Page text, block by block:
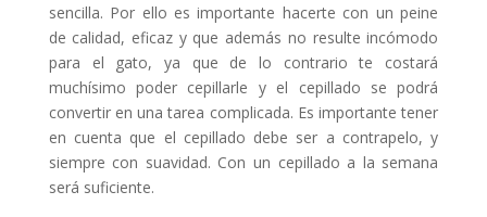
sencilla. Por ello es importante hacerte con un peine
de calidad, eficaz y que además no resulte incómodo
para el gato, ya que de lo contrario te costará
muchísimo poder cepillarle y el cepillado se podrá
convertir en una tarea complicada. Es importante tener
en cuenta que el cepillado debe ser a contrapelo, y
siempre con suavidad. Con un cepillado a la semana
será suficiente.